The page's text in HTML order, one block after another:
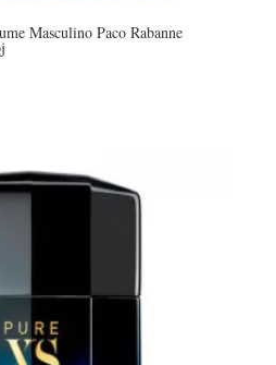
Masculino Paco Rabanne